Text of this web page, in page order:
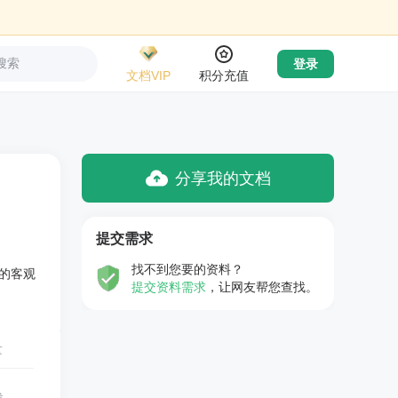
索
文档VIP
积分充值
登录
客观
分享我的文档
提交需求
找不到您要的资料？
提交资料需求 ，让网友帮您查找。